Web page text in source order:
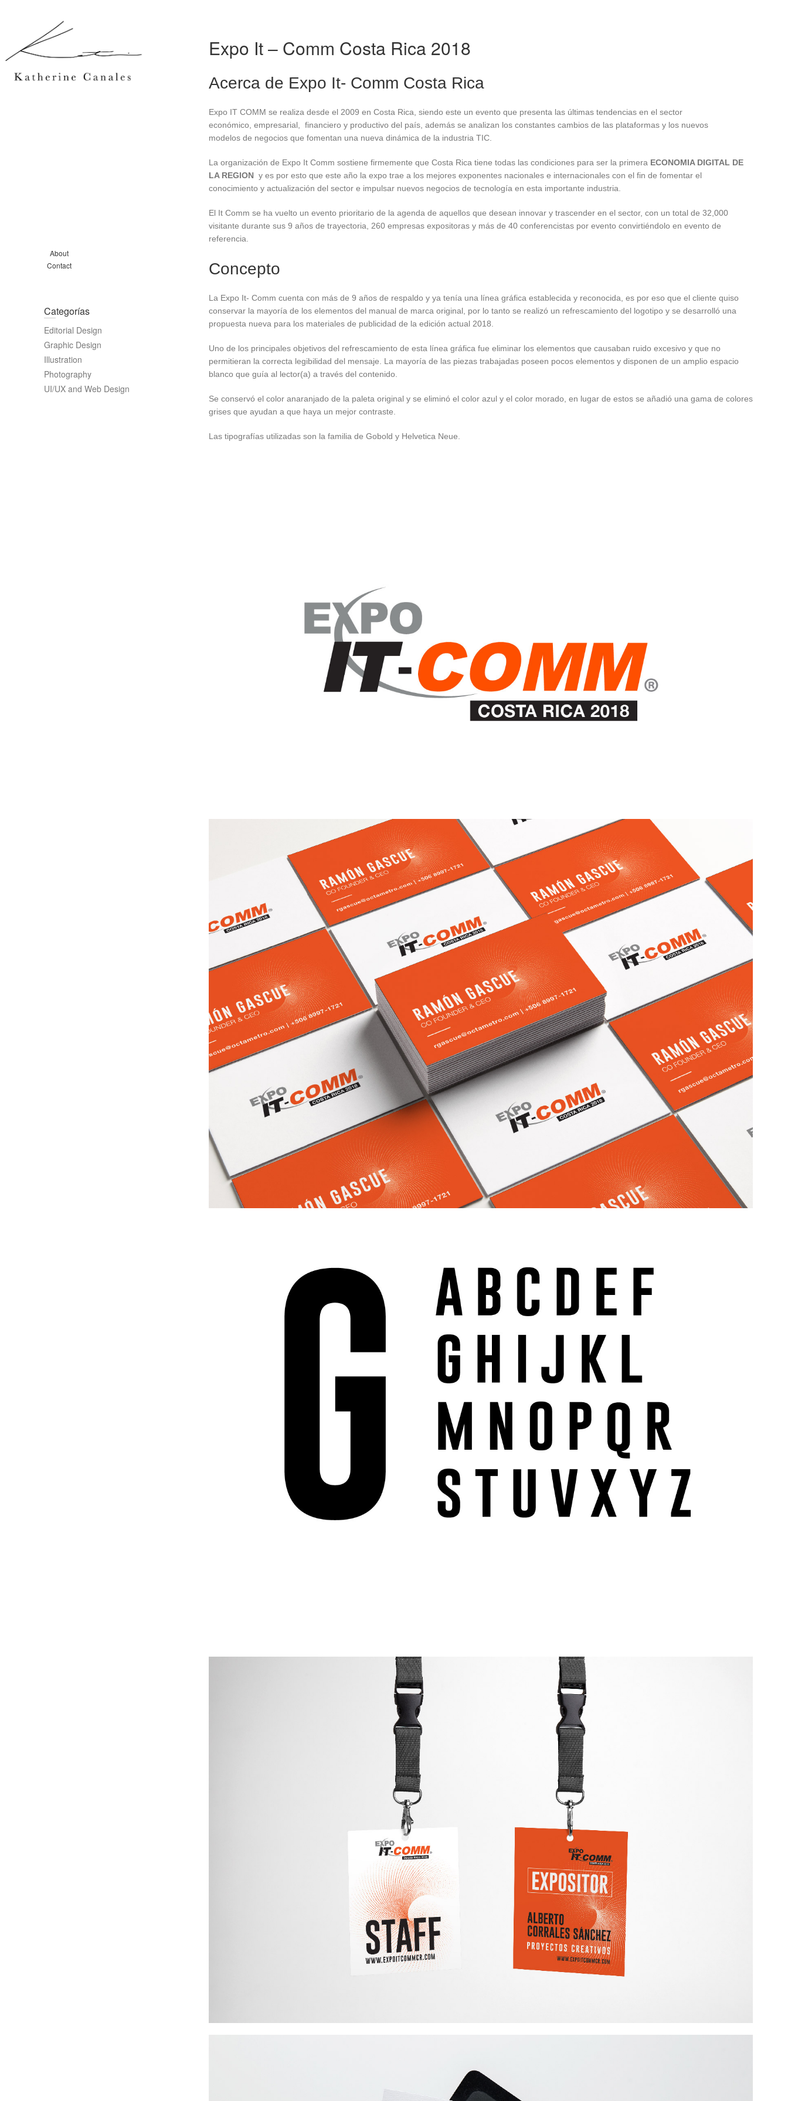
About
Contact
Expo It – Comm Costa Rica 2018
Acerca de Expo It- Comm Costa Rica
Expo IT COMM se realiza desde el 2009 en Costa Rica, siendo este un evento que presenta las últimas tendencias en el sector
económico, empresarial, financiero y productivo del país, además se analizan los constantes cambios de las plataformas y los nuevos
modelos de negocios que fomentan una nueva dinámica de la industria TIC.
La organización de Expo It Comm sostiene firmemente que Costa Rica tiene todas las condiciones para ser la primera ECONOMIA DIGITAL DE
LA REGIONy es por esto que este año la expo trae a los mejores exponentes nacionales e internacionales con el fin de fomentar el
conocimiento y actualización del sector e impulsar nuevos negocios de tecnología en esta importante industria.
El It Comm se ha vuelto un evento prioritario de la agenda de aquellos que desean innovar y trascender en el sector, con un total de 32,000
visitante durante sus 9 años de trayectoria, 260 empresas expositoras y más de 40 conferencistas por evento convirtiéndolo en evento de
referencia.
Concepto
La Expo It- Comm cuenta con más de 9 años de respaldo y ya tenía una línea gráfica establecida y reconocida, es por eso que el cliente quiso
conservar la mayoría de los elementos del manual de marca original, por lo tanto se realizó un refrescamiento del logotipo y se desarrolló una
propuesta nueva para los materiales de publicidad de la edición actual 2018.
Uno de los principales objetivos del refrescamiento de esta línea gráfica fue eliminar los elementos que causaban ruido excesivo y que no
permitieran la correcta legibilidad del mensaje. La mayoría de las piezas trabajadas poseen pocos elementos y disponen de un amplio espacio
blanco que guía al lector(a) a través del contenido.
Se conservó el color anaranjado de la paleta original y se eliminó el color azul y el color morado, en lugar de estos se añadió una gama de colores
grises que ayudan a que haya un mejor contraste.
Las tipografías utilizadas son la familia de Gobold y Helvetica Neue.
Categorías
Editorial Design
Graphic Design
Illustration
Photography
UI/UX and Web Design